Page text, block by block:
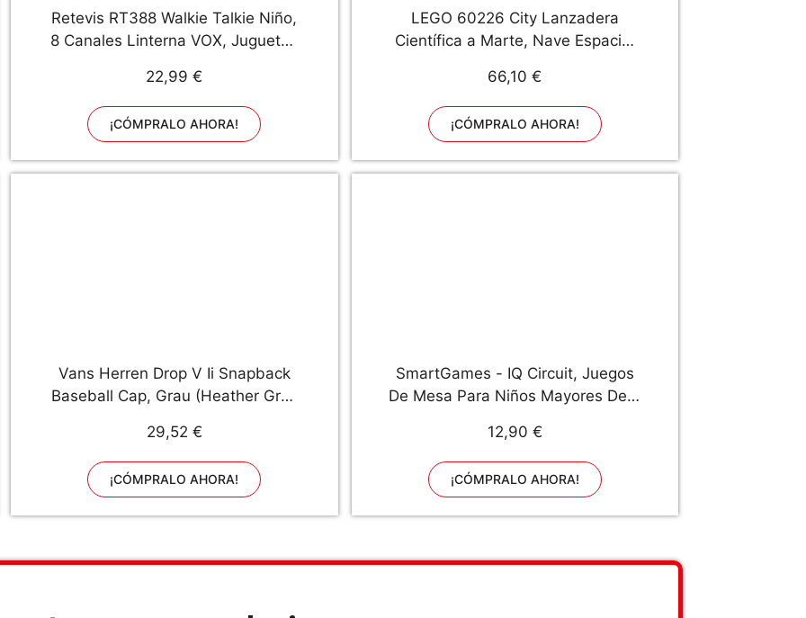
Retevis RT388 Walkie Talkie Niño,
8 Canales Linterna VOX, Juguetes
en Vacaciones, Juegos Familiares,
Recorridos en Bicicleta,
Excursión(1 par, Azul Oscuro)
22,99 €
¡CÓMPRALO AHORA!
LEGO 60226 City Lanzadera
Científica a Marte, Nave Espacial
Astronautas, Inspirado por la
NASA
66,10 €
¡CÓMPRALO AHORA!
Vans Herren Drop V Ii Snapback
Baseball Cap, Grau (Heather Grey
29,52 €
¡CÓMPRALO AHORA!
SmartGames - IQ Circuit, Juegos
De Mesa Para Niños Mayores De 8
Juegos Educativos Juego Lógica,
Regalos Para Niños, 120 Retos
12,90 €
¡CÓMPRALO AHORA!